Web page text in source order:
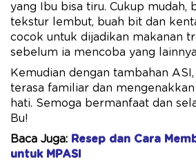
yang Ibu bisa tiru. Cukup mudah,
tekstur lembut, buah bit dan
cocok untuk dijadikan makanan
sebelum ia mencoba yang
Kemudian dengan tambahan
terasa familiar dan
hati. Semoga bermanfaat dan
Bu!
Baca Juga: Resep dan Cara
untuk MPASI